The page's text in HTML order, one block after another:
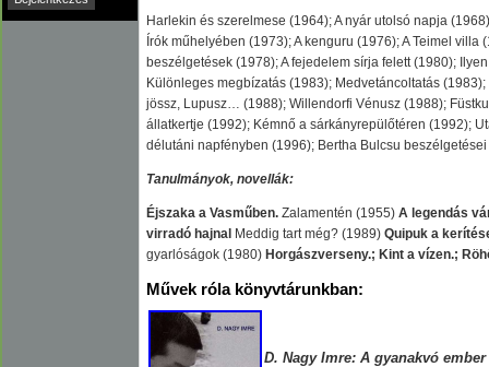
Harlekin és szerelmese (1964); A nyár utolsó napja
Írók műhelyében (1973); A kenguru (1976); A Teimel
beszélgetések (1978); A fejedelem sírja felett (1980);
Különleges megbízatás (1983); Medvetáncoltatás
jössz, Lupusz… (1988); Willendorfi Vénusz (1988);
állatkertje (1992); Kémnő a sárkányrepülőtéren (1992);
délutáni napfényben (1996); Bertha Bulcsu
Tanulmányok, novellák:
Éjszaka a Vasműben. Zalamentén (1955) A legendás
virradó hajnal Meddig tart még? (1989) Quipuk a
gyarlóságok (1980) Horgászverseny.; Kint a vízen.;
Művek róla könyvtárunkban:
D. Nagy Imre: A gyanakvó